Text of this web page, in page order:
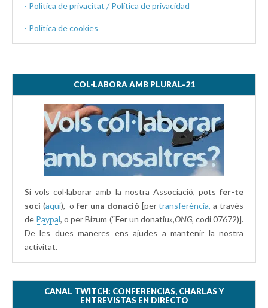
· Politica de privacitat / Política de privacidad
· Política de cookies
COL·LABORA AMB PLURAL-21
Si vols col·laborar amb la nostra Associació, pots fer-te
soci (aquí), ofer una donació [pertransferència, a través
de Paypal, o per Bizum (“Fer un donatiu»,ONG, codi 07672)].
De les dues maneres ens ajudes a mantenir la nostra
activitat.
CANAL TWITCH: CONFERENCIAS, CHARLAS Y
ENTREVISTAS EN DIRECTO